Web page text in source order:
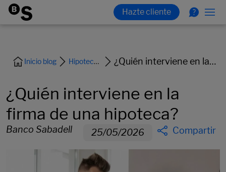
Inicio blog Hipoteca y vivienda ¿Quién interviene en la firma de una hipoteca?
¿Quién interviene en la
firma de una hipoteca?
Banco Sabadell 25/05/2026 Compartir